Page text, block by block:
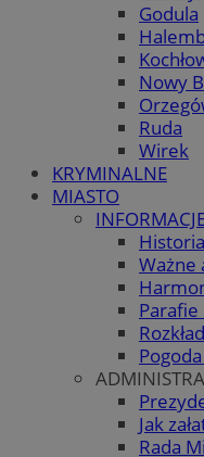
Godula
Nowy
Ruda
Wirek
KRYMINALNE
MIASTO
Ważne
Parafie
Jak
Rada